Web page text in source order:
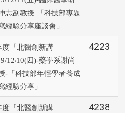
志副教授-「科技部專題
經驗分享座談會」
度「北醫創新講
12/10(四)-藥學系謝尚
-「科技部年輕學者養成
經驗分享」
4223
度「北醫創新講
4238